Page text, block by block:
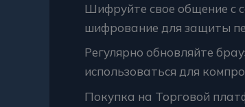
Шифруйте свое общение с
шифрование для защиты
Регулярно обновляйте
использоваться для
Покупка на Торговой